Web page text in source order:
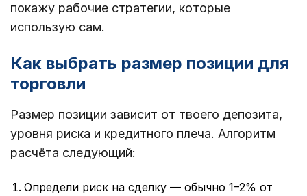
покажу рабочие стратегии, которые
использую сам.
Как выбрать размер позиции для
торговли
Размер позиции зависит от твоего депозита,
уровня риска и кредитного плеча. Алгоритм
расчёта следующий:
Определи риск на сделку — обычно 1–2% от